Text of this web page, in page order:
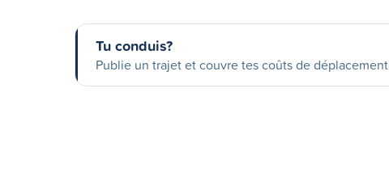
Tu conduis?
Publie un trajet et couvre tes coûts de déplacement